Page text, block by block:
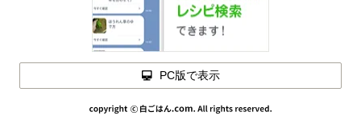
PC版で表示